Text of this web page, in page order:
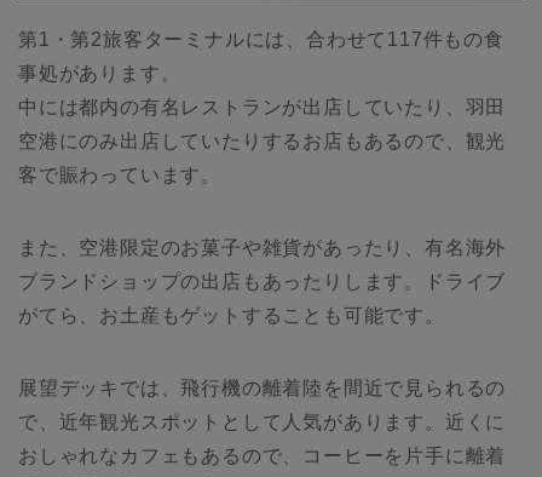
第1・第2旅客ターミナルには、合わせて117件もの食
事処があります。
中には都内の有名レストランが出店していたり、羽田
空港にのみ出店していたりするお店もあるので、観光
客で賑わっています。
また、空港限定のお菓子や雑貨があったり、有名海外
ブランドショップの出店もあったりします。ドライブ
がてら、お土産もゲットすることも可能です。
展望デッキでは、飛行機の離着陸を間近で見られるの
で、近年観光スポットとして人気があります。近くに
おしゃれなカフェもあるので、コーヒーを片手に離着